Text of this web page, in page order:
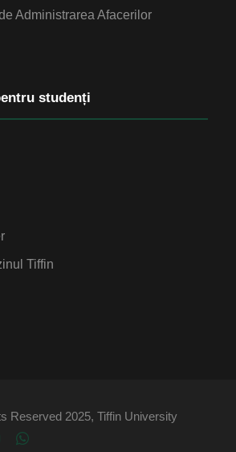
Administrarea Afacerilor
studenți
Tiffin
Reserved 2025, Tiffin University